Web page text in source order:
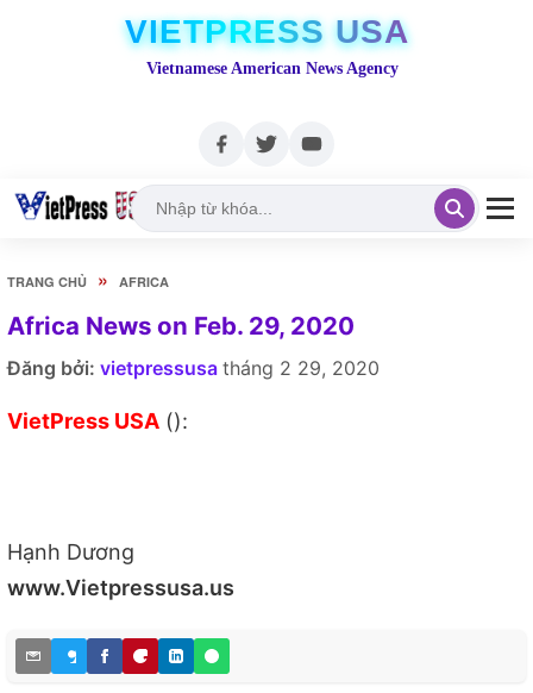
VIETPRESS USA
Vietnamese American News Agency
TRANG CHỦ » AFRICA
Africa News on Feb. 29, 2020
Đăng bởi: vietpressusa tháng 2 29, 2020
VietPress USA ():
Hạnh Dương
www.Vietpressusa.us